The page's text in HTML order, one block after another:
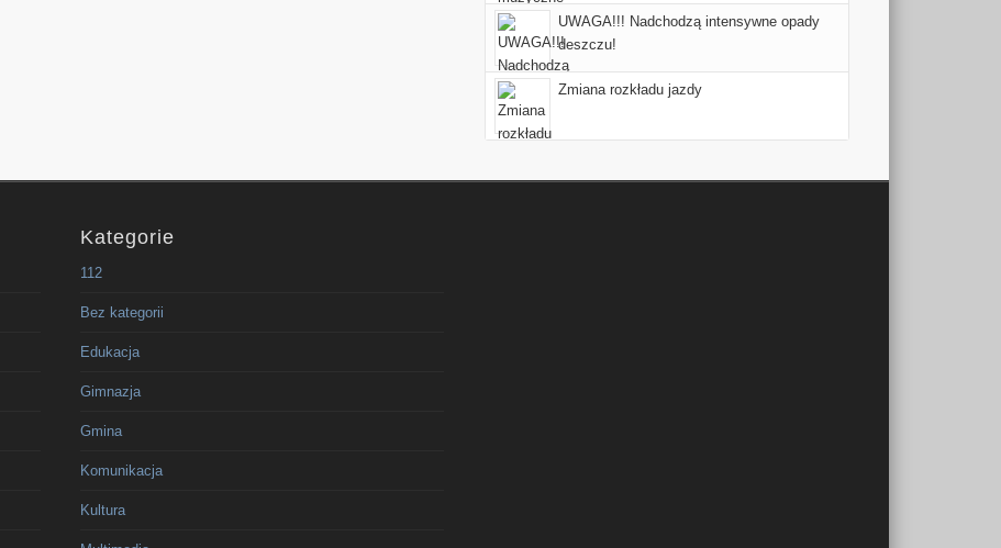
UWAGA!!! Nadchodzą intensywne opady
deszczu!
Zmiana rozkładu jazdy
Kategorie
112
Bez kategorii
Edukacja
Gimnazja
Gmina
Komunikacja
Kultura